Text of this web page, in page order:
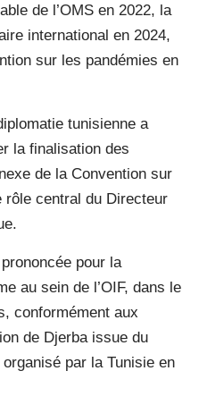
de l’OMS en 2022, la
international en 2024,
sur les pandémies en
tunisienne a
la finalisation des
de la Convention sur
rôle central du Directeur
pour la
au sein de l’OIF, dans le
conformément aux
de Djerba issue du
par la Tunisie en